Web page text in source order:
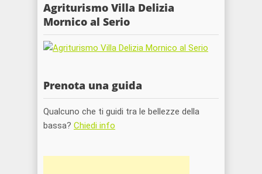
Agriturismo Villa Delizia
Mornico al Serio
Prenota una guida
Qualcuno che ti guidi tra le bellezze della
bassa? Chiedi info